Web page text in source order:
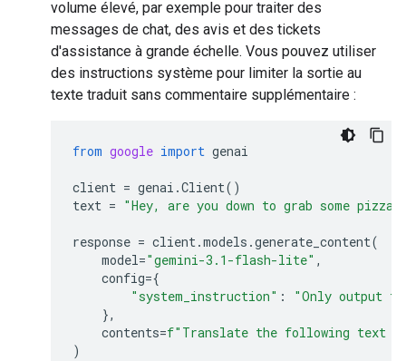
volume élevé, par exemple pour traiter des
messages de chat, des avis et des tickets
d'assistance à grande échelle. Vous pouvez utiliser
des instructions système pour limiter la sortie au
texte traduit sans commentaire supplémentaire :
from google import genai
client = genai .Client()
text = "Hey, are you down to grab some
response = client.models .generate_content(
model="gemini-3.1-flash-lite" ,
config={
"system_instruction" :
"Only output
},
contents=f"Translate the following text
)